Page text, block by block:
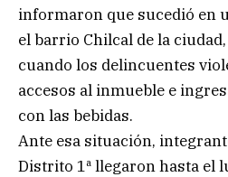
informaron que sucedió en
el barrio Chilcal de la
cuando los delincuentes
accesos al inmueble e
con las bebidas.
Ante esa situación,
Distrito 1ª llegaron hasta el